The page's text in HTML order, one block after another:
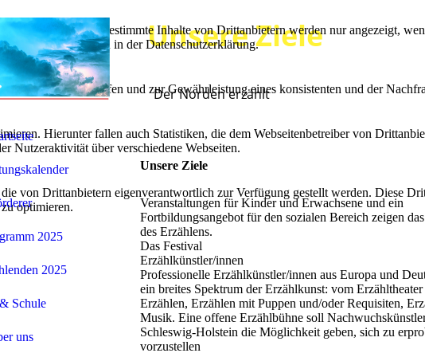
2025
2025
Schule
uns
Unsere Ziele
Der Norden erzählt
Unsere Ziele
Veranstaltungen für Kinder und Erwachsene und ein
Fortbildungsangebot für den sozialen Bereich zeigen
des Erzählens.
Das Festival
Erzählkünstler/innen
Professionelle Erzählkünstler/innen aus Europa und
ein breites Spektrum der Erzählkunst: vom Erzähltheater
Erzählen, Erzählen mit Puppen und/oder Requisiten,
Musik. Eine offene Erzählbühne soll
Schleswig-Holstein die Möglichkeit geben, sich zu
vorzustellen
zu bieten. Bestimmte Inhalte von Drittanbietern werden nur angezeigt,
Informationen hierzu in der Datenschutzerklärung.
vor Hackerangriffen und zur Gewährleistung eines konsistenten und der
Hierunter fallen auch Statistiken, die dem Webseitenbetreiber von
Nutzeraktivität über verschiedene Webseiten.
von Drittanbietern eigenverantwortlich zur Verfügung gestellt werden. Diese
optimieren.